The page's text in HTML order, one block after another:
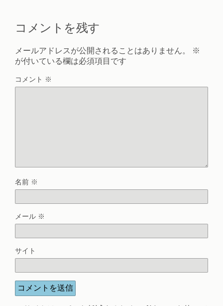
コメントを残す
メールアドレスが公開されることはありません。
※
が付いている欄は必須項目です
コメント ※
名前 ※
メール ※
サイト